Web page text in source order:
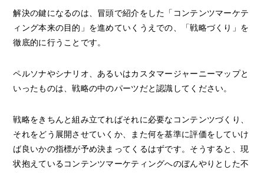
解決の鍵になるのは、冒頭で紹介をした「コンテンツマーケテ
ィング本来の目的」を進めていくうえでの、「戦略づくり」を
徹底的に行うことです。
ペルソナやシナリオ、あるいはカスタマージャーニーマップと
いったものは、戦略の中のパーツだと認識してください。
戦略をきちんと組み立てればそれに必要なコンテンツづくり、
それをどう展開させていくか、また何を基準に評価をしていけ
ば良いかの指標が予め決まってくるはずです。そうすると、現
状抱えているコンテンツマーケティングへのぼんやりとした不